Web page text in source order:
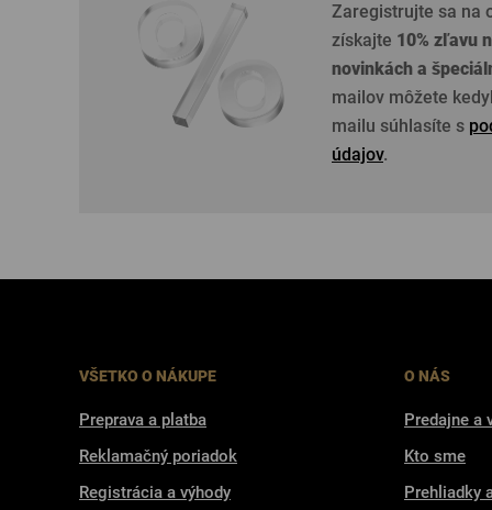
Zaregistrujte sa na
získajte 10% zľavu
novinkách a
mailov môžete
mailu súhlasíte s
údajov.
VŠETKO O NÁKUPE
Preprava a platba
Reklamačný poriadok
Registrácia a výhody
O NÁS
Predajne a
Kto sme
Prehliadky